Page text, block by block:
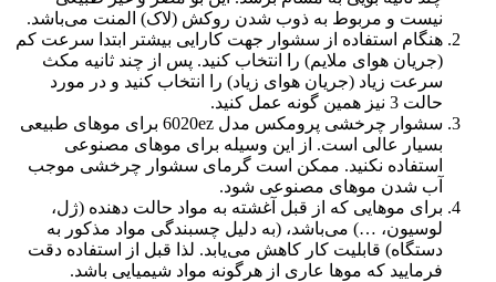
نیست و مربوط به ذوب شدن روکش (لاک) المنت می‌باشد.
هنگام استفاده از سشوار جهت کارایی بیشتر ابتدا سرعت کم
(جریان هوای ملایم) را انتخاب کنید. پس از چند ثانیه مکث
سرعت زیاد (جریان هوای زیاد) را انتخاب کنید و در مورد
حالت 3 نیز همین گونه عمل کنید.
سشوار چرخشی پرومکس مدل 6020ez برای موهای طبیعی
بسیار عالی است. از این وسیله برای موهای مصنوعی
استفاده نکنید. ممکن است گرمای سشوار چرخشی موجب
آب شدن موهای مصنوعی شود.
برای موهایی که از قبل آغشته به مواد حالت دهنده (ژل،
لوسیون، …) می‌باشد، (به دلیل چسبندگی مواد مذکور به
دستگاه) قابلیت کار کاهش می‌یابد. لذا قبل از استفاده دقت
فرمایید که موها عاری از هرگونه مواد شیمیایی باشد.